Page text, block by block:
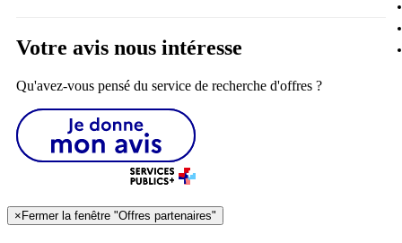
Votre avis nous intéresse
Qu'avez-vous pensé du service de recherche d'offres ?
× Fermer la fenêtre "Offres partenaires"